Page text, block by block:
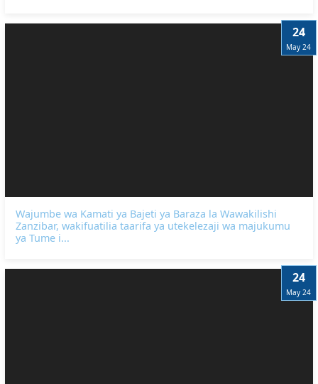
24
May 24
Wajumbe wa Kamati ya Bajeti ya Baraza la Wawakilishi
Zanzibar, wakifuatilia taarifa ya utekelezaji wa majukumu
ya Tume i...
24
May 24